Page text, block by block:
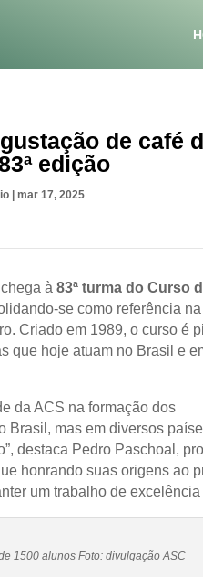
de café
edição
| mar 17, 2025
à 83ª turma do Curso
se como referência na
Criado em 1989, o curso é
que hoje atuam no Brasil e
da ACS na formação dos
Brasil, mas em diversos
destaca Pedro Paschoal,
honrando suas origens ao
um trabalho de excelência
1500 alunos Foto: divulgação ASC